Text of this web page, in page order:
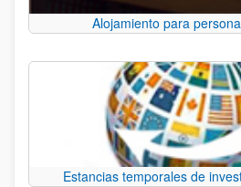
Alojamiento para
Estancias temporales de